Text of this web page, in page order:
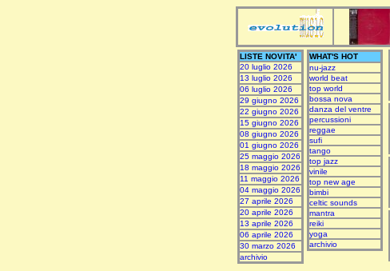
LISTE NOVITA'
20 luglio 2026
13 luglio 2026
06 luglio 2026
29 giugno 2026
22 giugno 2026
15 giugno 2026
08 giugno 2026
01 giugno 2026
25 maggio 2026
18 maggio 2026
11 maggio 2026
04 maggio 2026
27 aprile 2026
20 aprile 2026
13 aprile 2026
06 aprile 2026
30 marzo 2026
archivio
WHAT'S HOT
nu-jazz
world beat
top world
bossa nova
danza del ventre
percussioni
reggae
sufi
tango
top jazz
vinile
top new age
bimbi
celtic sounds
mantra
reiki
yoga
archivio